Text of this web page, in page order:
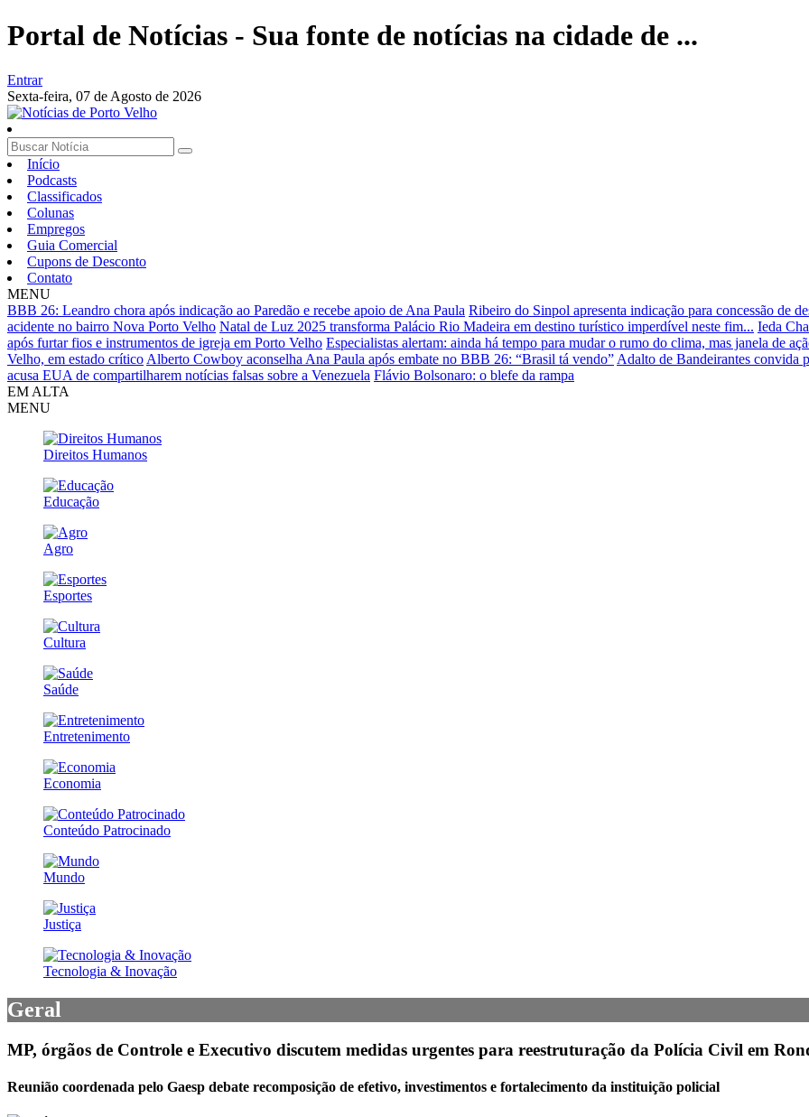
Portal de Notícias - Sua fonte de notícias na cidade de ...
Entrar
Sexta-feira, 07 de Agosto de 2026
Início
Podcasts
Classificados
Colunas
Empregos
Guia Comercial
Cupons de Desconto
Contato
MENU
BBB 26: Leandro chora após indicação ao Paredão e recebe apoio de Ana Paula Ribeiro do Sinpol apresenta indicação para concessão de
acidente no bairro Nova Porto Velho Natal de Luz 2025 transforma Palácio Rio Madeira em destino turístico imperdível neste fim... Ieda
após furtar fios e instrumentos de igreja em Porto Velho Especialistas alertam: ainda há tempo para mudar o rumo do clima, mas janela de
Velho, em estado crítico Alberto Cowboy aconselha Ana Paula após embate no BBB 26: “Brasil tá vendo” Adalto de Bandeirantes convida
acusa EUA de compartilharem notícias falsas sobre a Venezuela Flávio Bolsonaro: o blefe da rampa
EM ALTA
MENU
Direitos Humanos
Educação
Agro
Esportes
Cultura
Saúde
Entretenimento
Economia
Conteúdo Patrocinado
Mundo
Justiça
Tecnologia & Inovação
Geral
MP, órgãos de Controle e Executivo discutem medidas urgentes para reestruturação da Polícia Civil em
Reunião coordenada pelo Gaesp debate recomposição de efetivo, investimentos e fortalecimento da instituição policial